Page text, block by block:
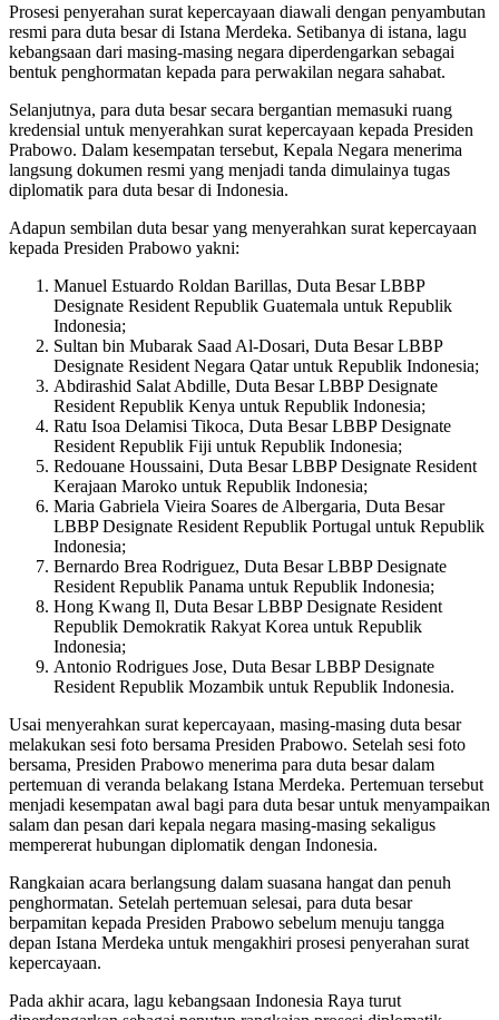
Prosesi penyerahan surat kepercayaan diawali dengan penyambutan
resmi para duta besar di Istana Merdeka. Setibanya di istana, lagu
kebangsaan dari masing-masing negara diperdengarkan sebagai
bentuk penghormatan kepada para perwakilan negara sahabat.
Selanjutnya, para duta besar secara bergantian memasuki ruang
kredensial untuk menyerahkan surat kepercayaan kepada Presiden
Prabowo. Dalam kesempatan tersebut, Kepala Negara menerima
langsung dokumen resmi yang menjadi tanda dimulainya tugas
diplomatik para duta besar di Indonesia.
Adapun sembilan duta besar yang menyerahkan surat kepercayaan
kepada Presiden Prabowo yakni:
Manuel Estuardo Roldan Barillas, Duta Besar LBBP
Designate Resident ⁠Republik Guatemala untuk Republik
Indonesia;
Sultan bin Mubarak Saad Al-Dosari, Duta Besar LBBP
Designate Resident ⁠Negara Qatar untuk Republik Indonesia;
Abdirashid Salat Abdille, Duta Besar LBBP Designate
Resident Republik Kenya untuk Republik Indonesia;
Ratu Isoa Delamisi Tikoca, Duta Besar LBBP Designate
Resident Republik Fiji untuk Republik Indonesia;
Redouane Houssaini, Duta Besar LBBP Designate Resident
Kerajaan Maroko untuk Republik Indonesia;
Maria Gabriela Vieira Soares de Albergaria, Duta Besar
LBBP Designate Resident ⁠Republik Portugal untuk Republik
Indonesia;
Bernardo Brea Rodriguez, Duta Besar LBBP Designate
Resident ⁠Republik Panama untuk Republik Indonesia;
Hong Kwang Il, Duta Besar LBBP Designate Resident
Republik Demokratik Rakyat Korea untuk Republik
Indonesia;
Antonio Rodrigues Jose, Duta Besar LBBP Designate
Resident ⁠Republik Mozambik untuk Republik Indonesia.
Usai menyerahkan surat kepercayaan, masing-masing duta besar
melakukan sesi foto bersama Presiden Prabowo. Setelah sesi foto
bersama, Presiden Prabowo menerima para duta besar dalam
pertemuan di veranda belakang Istana Merdeka. Pertemuan tersebut
menjadi kesempatan awal bagi para duta besar untuk menyampaikan
salam dan pesan dari kepala negara masing-masing sekaligus
mempererat hubungan diplomatik dengan Indonesia.
Rangkaian acara berlangsung dalam suasana hangat dan penuh
penghormatan. Setelah pertemuan selesai, para duta besar
berpamitan kepada Presiden Prabowo sebelum menuju tangga
depan Istana Merdeka untuk mengakhiri prosesi penyerahan surat
kepercayaan.
Pada akhir acara, lagu kebangsaan Indonesia Raya turut